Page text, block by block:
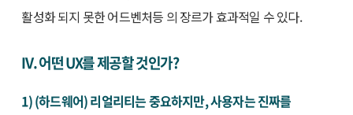
활성화 되지 못한 어드벤처등 의 장르가 효과적일 수 있다.
IV. 어떤 UX를 제공할 것인가?
1) (하드웨어) 리얼리티는 중요하지만, 사용자는 진짜를